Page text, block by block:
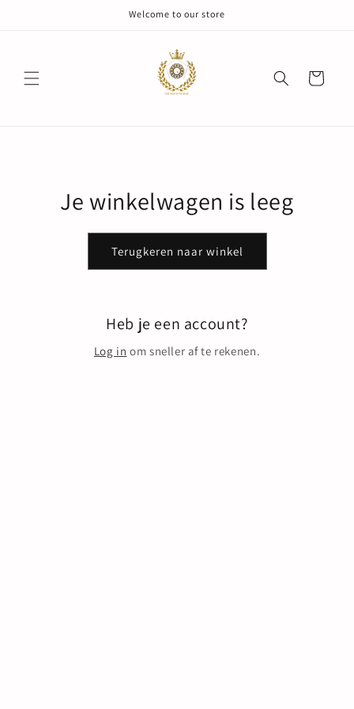
Welcome to our store
Winkelwagen
Je winkelwagen is leeg
Terugkeren naar winkel
Heb je een account?
Log in om sneller af te rekenen.